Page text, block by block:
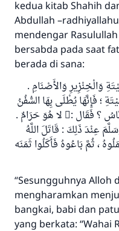
kedua kitab Shahih
Abdullah
mendengar
bersabda pada saat
berada di sana:
وَالْخِنْزِيرِ وَالأَصْنَامِ .
؛ فَإِنَّهَا يُطْلَى بِهَا السُّفُنُ
؟ فَقَال :َ لا هُوَ حَرَامٌ .
عِنْدَ ذَلِكَ : قَاتَلَ اللَّهُ
، ثُمَّ بَاعُوهُ فَأَكَلُوا ثَمَنَه
“Sesungguhnya Alloh
mengharamkan
bangkai, babi dan
yang berkata: “Wahai